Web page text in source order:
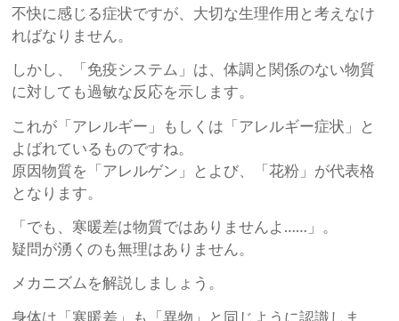
不快に感じる症状ですが、大切な生理作用と考えなけ
ればなりません。
しかし、「免疫システム」は、体調と関係のない物質
に対しても過敏な反応を示します。
これが「アレルギー」もしくは「アレルギー症状」と
よばれているものですね。
原因物質を「アレルゲン」とよび、「花粉」が代表格
となります。
「でも、寒暖差は物質ではありませんよ……」。
疑問が湧くのも無理はありません。
メカニズムを解説しましょう。
身体は「寒暖差」も「異物」と同じように認識しま